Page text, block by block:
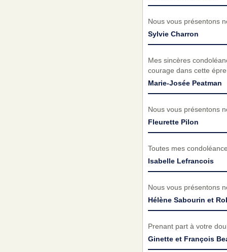
Nous vous présentons
Sylvie Charron
Mes sincères
courage dans cette
Marie-Josée Peatman
Nous vous présentons
Fleurette Pilon
Toutes mes
Isabelle Lefrancois
Nous vous présentons
Hélène Sabourin et
Prenant part à votre
Ginette et François